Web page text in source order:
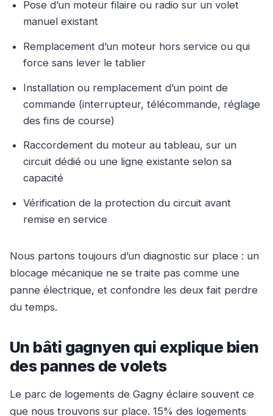
Pose d’un moteur filaire ou radio sur un volet
manuel existant
Remplacement d’un moteur hors service ou qui
force sans lever le tablier
Installation ou remplacement d’un point de
commande (interrupteur, télécommande, réglage
des fins de course)
Raccordement du moteur au tableau, sur un
circuit dédié ou une ligne existante selon sa
capacité
Vérification de la protection du circuit avant
remise en service
Nous partons toujours d’un diagnostic sur place : un
blocage mécanique ne se traite pas comme une
panne électrique, et confondre les deux fait perdre
du temps.
Un bâti gagnyen qui explique bien
des pannes de volets
Le parc de logements de Gagny éclaire souvent ce
que nous trouvons sur place. 15% des logements